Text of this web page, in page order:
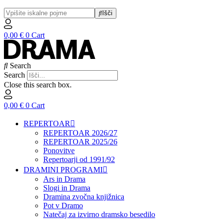
Išči
0,00 € 0 Cart
Search
Search
Close this search box.
0,00 € 0 Cart
REPERTOAR
REPERTOAR 2026/27
REPERTOAR 2025/26
Ponovitve
Repertoarji od 1991/92
DRAMINI PROGRAMI
Ars in Drama
Slogi in Drama
Dramina zvočna knjižnica
Pot v Dramo
Natečaj za izvirno dramsko besedilo